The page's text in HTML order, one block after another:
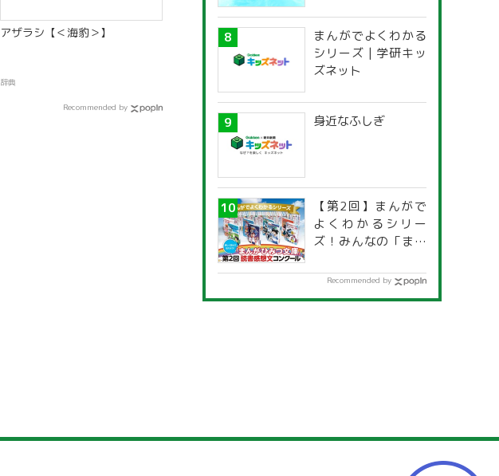
アザラシ【＜海豹＞】
辞典
Recommended by
道府県別「夏季休暇
一覧」
まんがでよくわかる
シリーズ | 学研キッ
ズネット
身近なふしぎ
【第2回】まんがで
よくわかるシリー
ズ！みんなの「まん
感想文コンクール
Recommended by